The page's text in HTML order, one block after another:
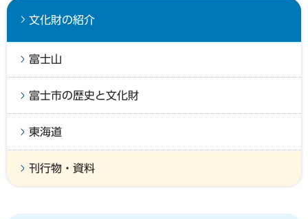
文化財の紹介
富士山
富士市の歴史と文化財
東海道
刊行物・資料